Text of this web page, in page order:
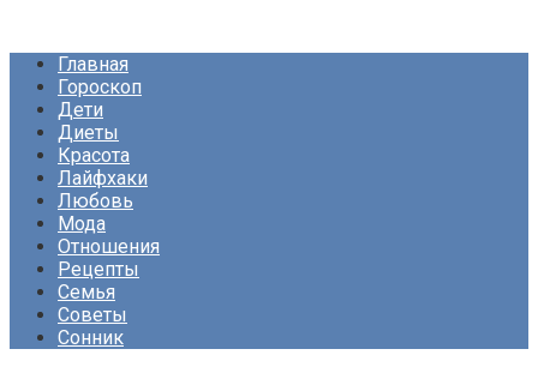
Главная
Гороскоп
Дети
Диеты
Красота
Лайфхаки
Любовь
Мода
Отношения
Рецепты
Семья
Советы
Сонник